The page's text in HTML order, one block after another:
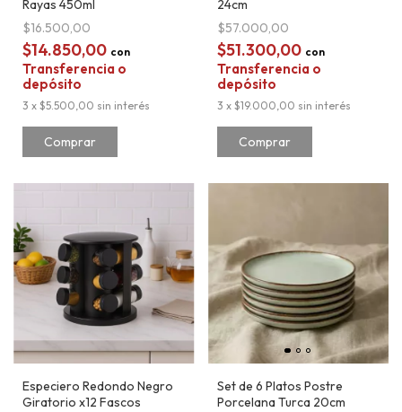
Rayas 450ml
$16.500,00
$14.850,00 con
Transferencia o
depósito
3 x $5.500,00 sin interés
24cm
$57.000,00
$51.300,00 con
Transferencia o
depósito
3 x $19.000,00 sin interés
Especiero Redondo Negro
Giratorio x12 Fascos
Set de 6 Platos Postre
Porcelana Turca 20cm